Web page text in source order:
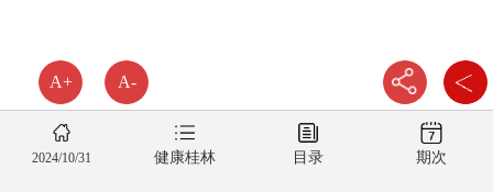
A+ A-
2024/10/31 健康桂林 目录 期次